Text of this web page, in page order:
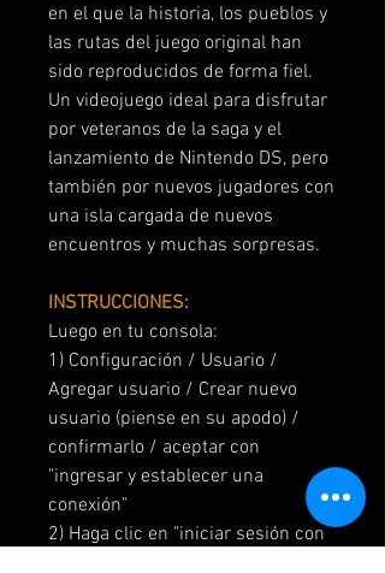
en el que la historia, los pueblos y
las rutas del juego original han
sido reproducidos de forma fiel.
Un videojuego ideal para disfrutar
por veteranos de la saga y el
lanzamiento de Nintendo DS, pero
también por nuevos jugadores con
una isla cargada de nuevos
encuentros y muchas sorpresas.
INSTRUCCIONES:
Luego en tu consola:
1) Configuración / Usuario /
Agregar usuario / Crear nuevo
usuario (piense en su apodo) /
confirmarlo / aceptar con
"ingresar y establecer una
conexión"
2) Haga clic en "iniciar sesión con